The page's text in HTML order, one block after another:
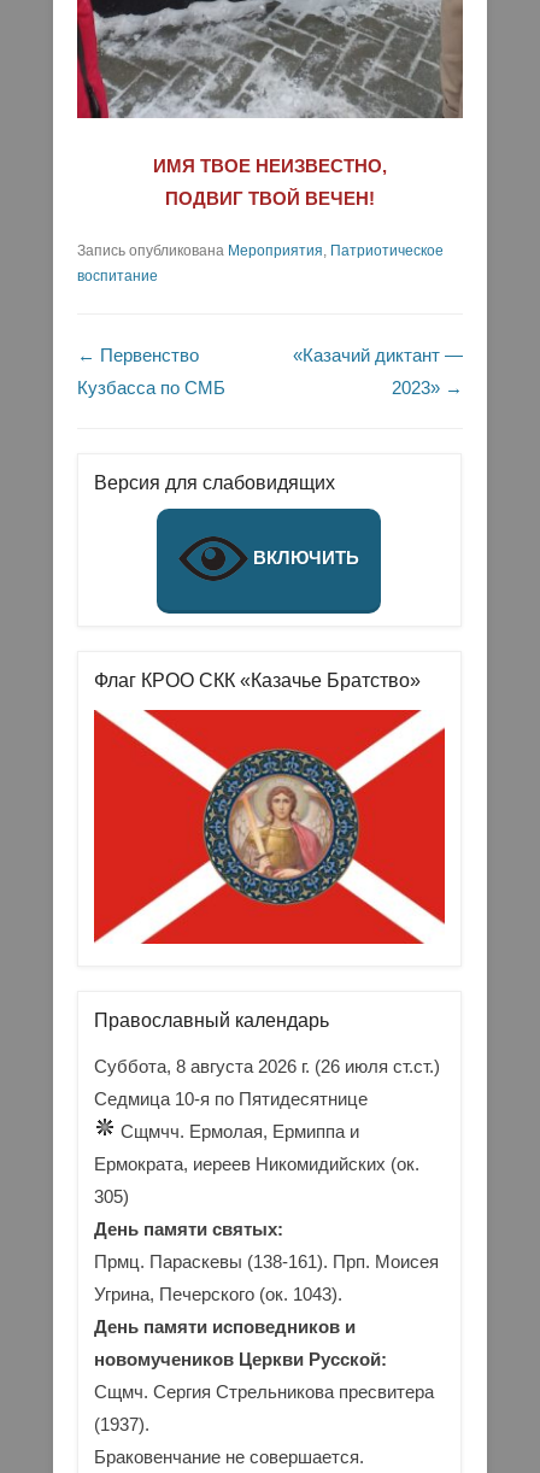
ИМЯ ТВОЕ НЕИЗВЕСТНО,
ПОДВИГ ТВОЙ ВЕЧЕН!
Запись опубликована Мероприятия, Патриотическое
воспитание
Навигация по записям
← Первенство
Кузбасса по СМБ
«Казачий диктант —
2023» →
Версия для слабовидящих
ВКЛЮЧИТЬ
Флаг КРОО СКК «Казачье Братство»
Православный календарь
Суббота, 8 августа 2026 г. (26 июля ст.ст.)
Седмица 10-я по Пятидесятнице
Сщмчч. Ермолая, Ермиппа и
Ермократа, иереев Никомидийских (ок.
305)
День памяти святых:
Прмц. Параскевы (138-161). Прп. Моисея
Угрина, Печерского (ок. 1043).
День памяти исповедников и
новомучеников Церкви Русской:
Сщмч. Сергия Стрельникова пресвитера
(1937).
Браковенчание не совершается.